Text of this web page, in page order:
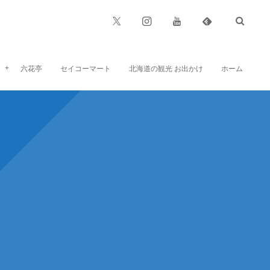
六花亭 セイコーマート 北海道の観光 お出かけ ホーム